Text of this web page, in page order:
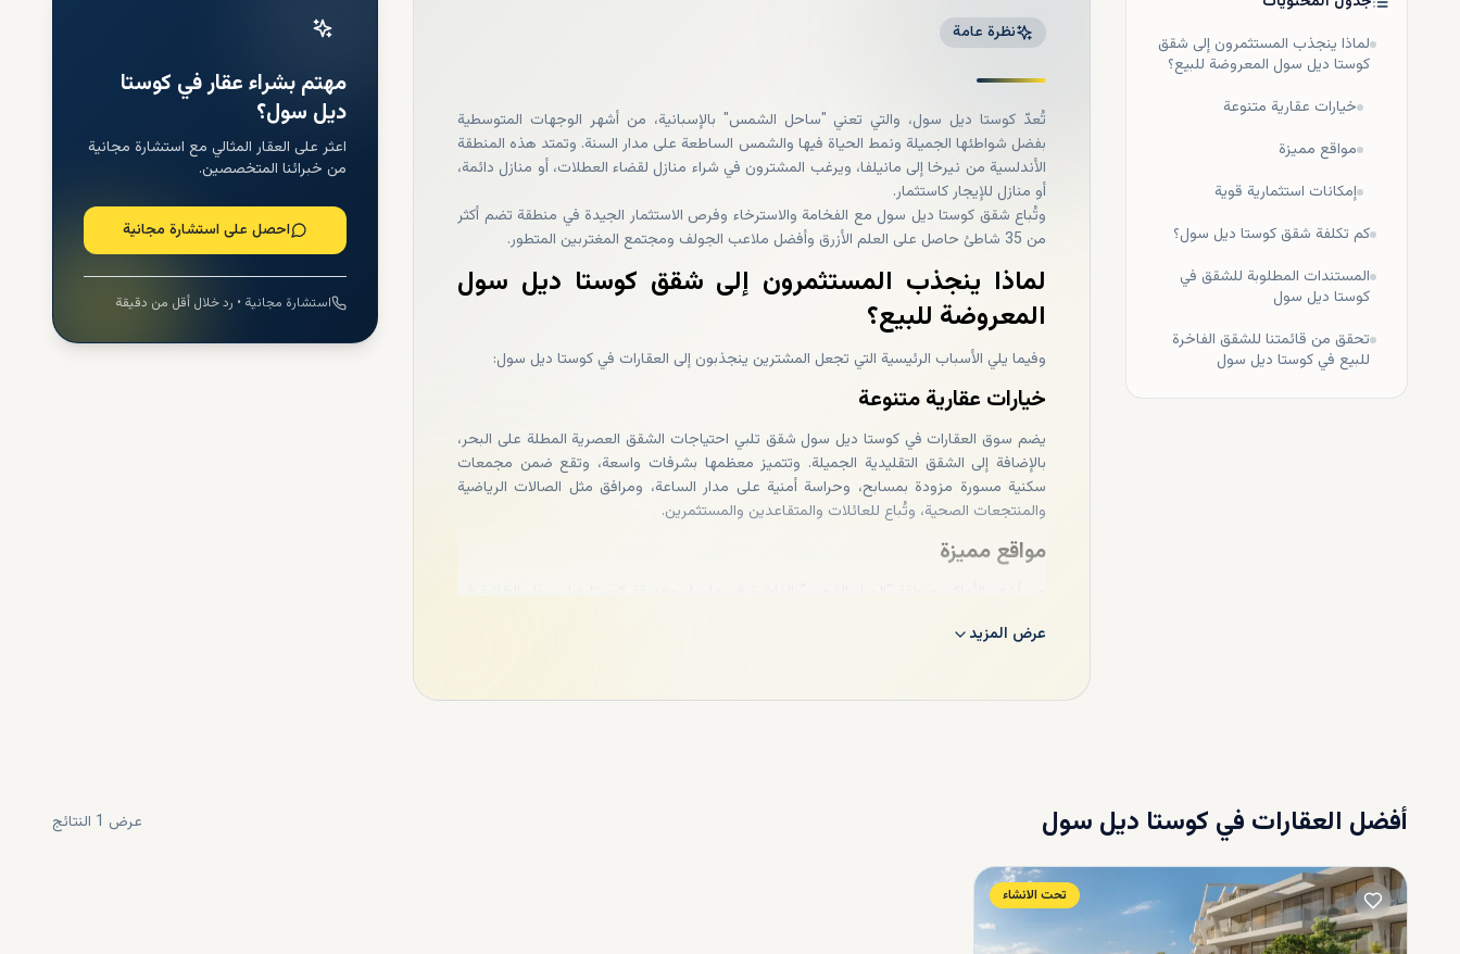
لماذا ينجذب المستثمرون إلى شقق
كوستا ديل سول المعروضة للبيع؟
خيارات عقارية متنوعة
مواقع مميزة
إمكانات استثمارية قوية
كم تكلفة شقق كوستا ديل سول؟
المستندات المطلوبة للشقق في
كوستا ديل سول
تحقق من قائمتنا للشقق الفاخرة
للبيع في كوستا ديل سول
نظرة عامة
تُعدّ كوستا ديل سول، والتي تعني "ساحل الشمس" بالإسبانية، من أشهر الوجهات المتوسطية
بفضل شواطئها الجميلة ونمط الحياة فيها والشمس الساطعة على مدار السنة. وتمتد هذه المنطقة
الأندلسية من نيرخا إلى مانيلفا، ويرغب المشترون في شراء منازل لقضاء العطلات، أو منازل دائمة،
أو منازل للإيجار كاستثمار.
وتُباع شقق كوستا ديل سول مع الفخامة والاسترخاء وفرص الاستثمار الجيدة في منطقة تضم أكثر
من 35 شاطئ حاصل على العلم الأزرق وأفضل ملاعب الجولف ومجتمع المغتربين المتطور.
لماذا ينجذب المستثمرون إلى شقق كوستا ديل سول
المعروضة للبيع؟
وفيما يلي الأسباب الرئيسية التي تجعل المشترين ينجذبون إلى العقارات في كوستا ديل سول:
خيارات عقارية متنوعة
يضم سوق العقارات في كوستا ديل سول شقق تلبي احتياجات الشقق العصرية المطلة على البحر،
بالإضافة إلى الشقق التقليدية الجميلة. وتتميز معظمها بشرفات واسعة، وتقع ضمن مجمعات
سكنية مسورة مزودة بمسابح، وحراسة أمنية على مدار الساعة، ومرافق مثل الصالات الرياضية
والمنتجعات الصحية، وتُباع للعائلات والمتقاعدين والمستثمرين.
مواقع مميزة
مثل بيناهافيس وسوتوغراندي، تضم
إمكانات استثمارية قوية
عرض المزيد
مهتم بشراء عقار في كوستا
ديل سول؟
اعثر على العقار المثالي مع استشارة مجانية
من خبرائنا المتخصصين.
احصل على استشارة مجانية
استشارة مجانية • رد خلال أقل من دقيقة
أفضل العقارات في كوستا ديل سول عرض 1 النتائج
تحت الانشاء